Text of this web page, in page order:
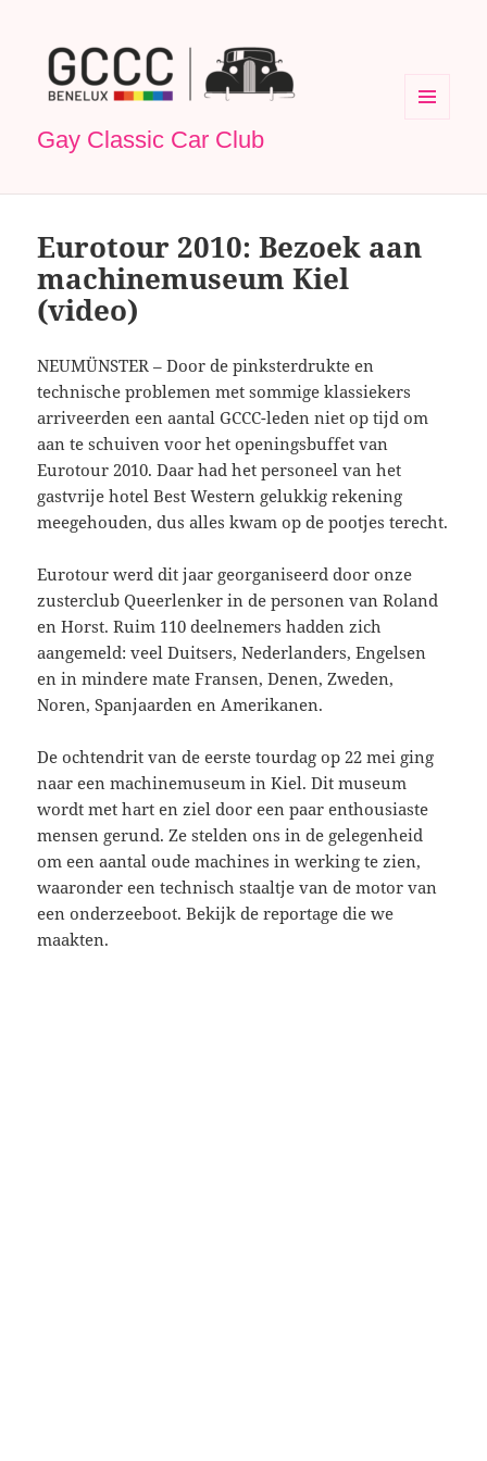
Gay Classic Car Club
Eurotour 2010: Bezoek aan
machinemuseum Kiel
(video)
NEUMÜNSTER – Door de pinksterdrukte en
technische problemen met sommige klassiekers
arriveerden een aantal GCCC-leden niet op tijd om
aan te schuiven voor het openingsbuffet van
Eurotour 2010. Daar had het personeel van het
gastvrije hotel Best Western gelukkig rekening
meegehouden, dus alles kwam op de pootjes terecht.
Eurotour werd dit jaar georganiseerd door onze
zusterclub Queerlenker in de personen van Roland
en Horst. Ruim 110 deelnemers hadden zich
aangemeld: veel Duitsers, Nederlanders, Engelsen
en in mindere mate Fransen, Denen, Zweden,
Noren, Spanjaarden en Amerikanen.
De ochtendrit van de eerste tourdag op 22 mei ging
naar een machinemuseum in Kiel. Dit museum
wordt met hart en ziel door een paar enthousiaste
mensen gerund. Ze stelden ons in de gelegenheid
om een aantal oude machines in werking te zien,
waaronder een technisch staaltje van de motor van
een onderzeeboot. Bekijk de reportage die we
maakten.